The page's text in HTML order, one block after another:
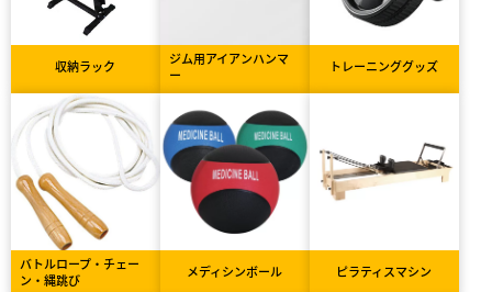
収納ラック
ジム用アイアンハンマ
ー
トレーニンググッズ
バトルロープ・チェー
ン・縄跳び
メディシンボール ピラティスマシン